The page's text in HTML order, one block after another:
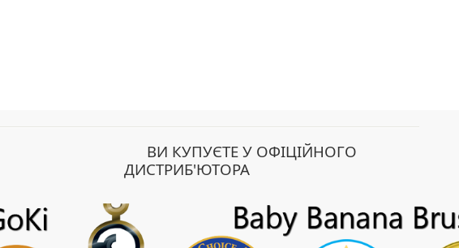
ВИ КУПУЄТЕ У ОФІЦІЙНОГО
ДИСТРИБ'ЮТОРА